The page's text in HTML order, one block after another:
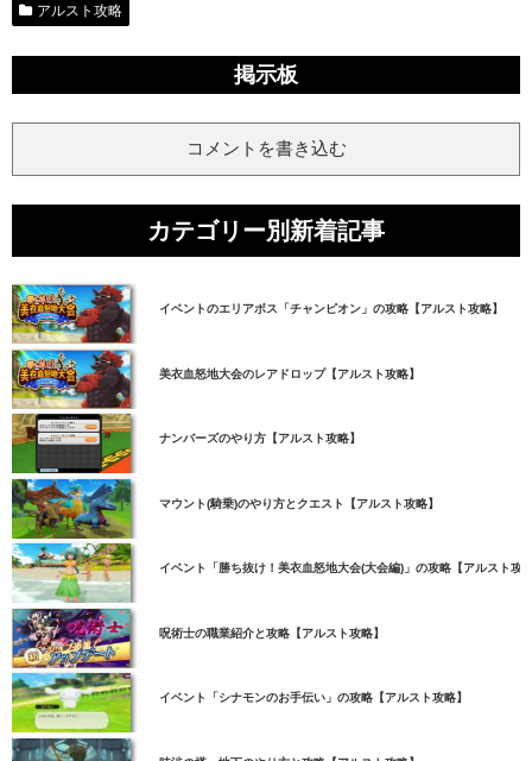
アルスト攻略
掲示板
コメントを書き込む
カテゴリー別新着記事
イベントのエリアボス「チャンピオン」の攻略【アルスト攻略】
美衣血怒地大会のレアドロップ【アルスト攻略】
ナンバーズのやり方【アルスト攻略】
マウント(騎乗)のやり方とクエスト【アルスト攻略】
イベント「勝ち抜け！美衣血怒地大会(大会編)」の攻略【アルスト攻
呪術士の職業紹介と攻略【アルスト攻略】
イベント「シナモンのお手伝い」の攻略【アルスト攻略】